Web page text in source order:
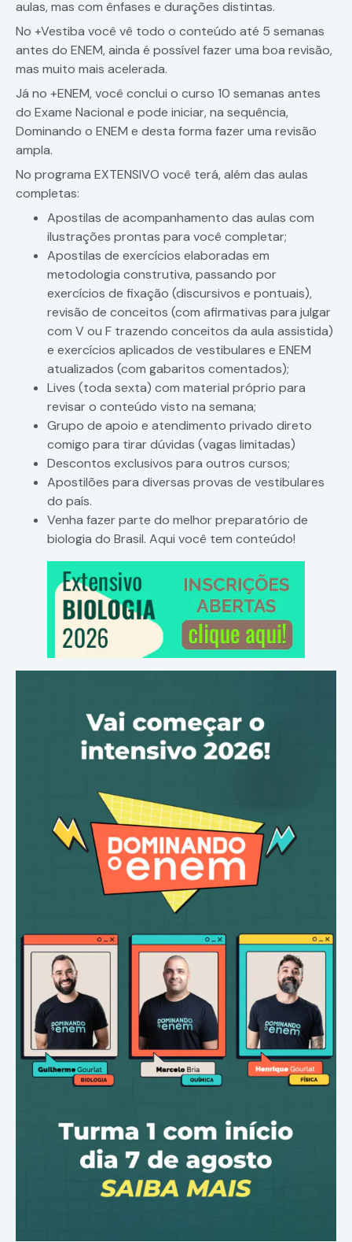
aulas, mas com ênfases e durações distintas.
No +Vestiba você vê todo o conteúdo até 5 semanas
antes do ENEM, ainda é possível fazer uma boa revisão,
mas muito mais acelerada.
Já no +ENEM, você conclui o curso 10 semanas antes
do Exame Nacional e pode iniciar, na sequência,
Dominando o ENEM e desta forma fazer uma revisão
ampla.
No programa EXTENSIVO você terá, além das aulas
completas:
Apostilas de acompanhamento das aulas com
ilustrações prontas para você completar;
Apostilas de exercícios elaboradas em
metodologia construtiva, passando por
exercícios de fixação (discursivos e pontuais),
revisão de conceitos (com afirmativas para julgar
com V ou F trazendo conceitos da aula assistida)
e exercícios aplicados de vestibulares e ENEM
atualizados (com gabaritos comentados);
Lives (toda sexta) com material próprio para
revisar o conteúdo visto na semana;
Grupo de apoio e atendimento privado direto
comigo para tirar dúvidas (vagas limitadas)
Descontos exclusivos para outros cursos;
Apostilões para diversas provas de vestibulares
do país.
Venha fazer parte do melhor preparatório de
biologia do Brasil. Aqui você tem conteúdo!